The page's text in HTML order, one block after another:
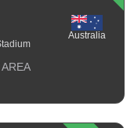
Australia